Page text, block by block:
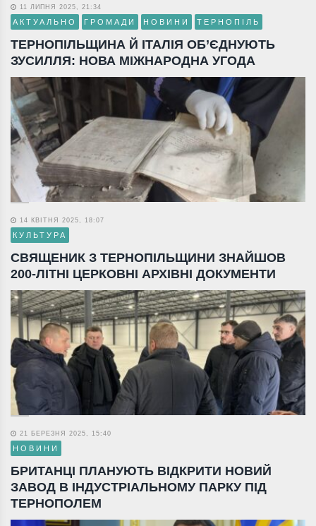
11 ЛИПНЯ 2025, 21:34
АКТУАЛЬНО ГРОМАДИ НОВИНИ ТЕРНОПІЛЬ
ТЕРНОПІЛЬЩИНА Й ІТАЛІЯ ОБ’ЄДНУЮТЬ
ЗУСИЛЛЯ: НОВА МІЖНАРОДНА УГОДА
14 КВІТНЯ 2025, 18:07
КУЛЬТУРА
СВЯЩЕНИК З ТЕРНОПІЛЬЩИНИ ЗНАЙШОВ
200-ЛІТНІ ЦЕРКОВНІ АРХІВНІ ДОКУМЕНТИ
21 БЕРЕЗНЯ 2025, 15:40
НОВИНИ
БРИТАНЦІ ПЛАНУЮТЬ ВІДКРИТИ НОВИЙ
ЗАВОД В ІНДУСТРІАЛЬНОМУ ПАРКУ ПІД
ТЕРНОПОЛЕМ